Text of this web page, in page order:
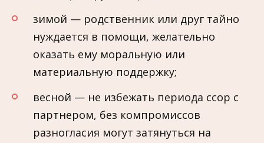
зимой — родственник или друг тайно
нуждается в помощи, желательно
оказать ему моральную или
материальную поддержку;
весной — не избежать периода ссор с
партнером, без компромиссов
разногласия могут затянуться на